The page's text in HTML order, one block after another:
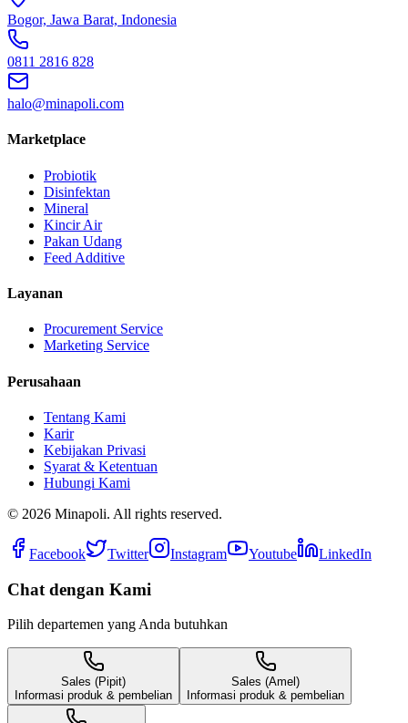
Bogor, Jawa Barat, Indonesia
0811 2816 828
halo@minapoli.com
Marketplace
Probiotik
Disinfektan
Mineral
Kincir Air
Pakan Udang
Feed Additive
Layanan
Procurement Service
Marketing Service
Perusahaan
Tentang Kami
Karir
Kebijakan Privasi
Syarat & Ketentuan
Hubungi Kami
© 2026 Minapoli. All rights reserved.
Facebook Twitter Instagram Youtube LinkedIn
Chat dengan Kami
Pilih departemen yang Anda butuhkan
Sales (Pipit)
Informasi produk & pembelian
Sales (Amel)
Informasi produk & pembelian